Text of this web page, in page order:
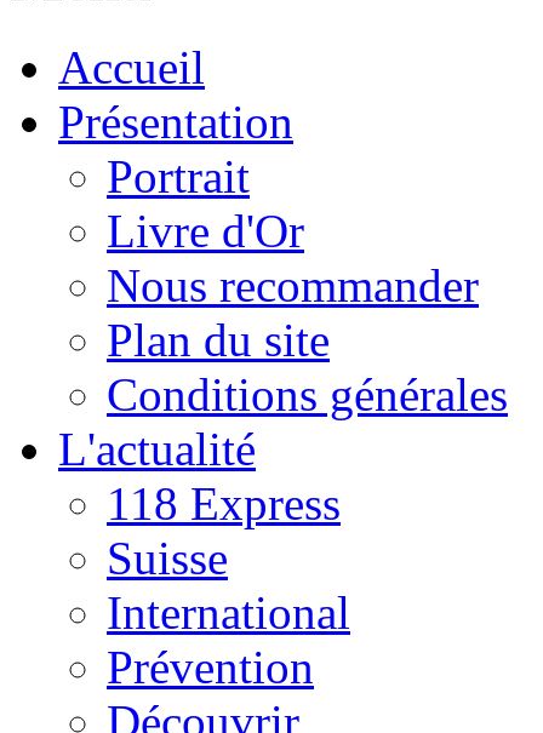
Accueil
Présentation
Portrait
Livre d'Or
Nous recommander
Plan du site
Conditions générales
L'actualité
118 Express
Suisse
International
Prévention
Découvrir